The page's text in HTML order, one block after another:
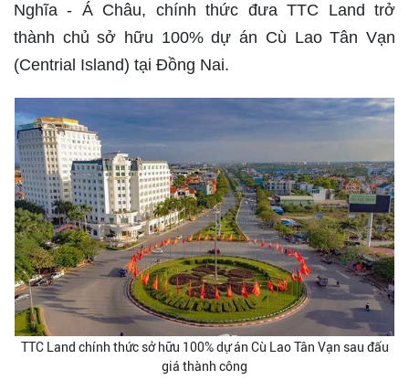
Nghĩa - Á Châu, chính thức đưa TTC Land trở
thành chủ sở hữu 100% dự án Cù Lao Tân Vạn
(Centrial Island) tại Đồng Nai.
TTC Land chính thức sở hữu 100% dự án Cù Lao Tân Vạn sau đấu
giá thành công